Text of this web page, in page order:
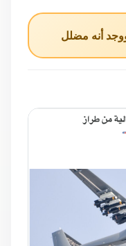
أنه مضلل